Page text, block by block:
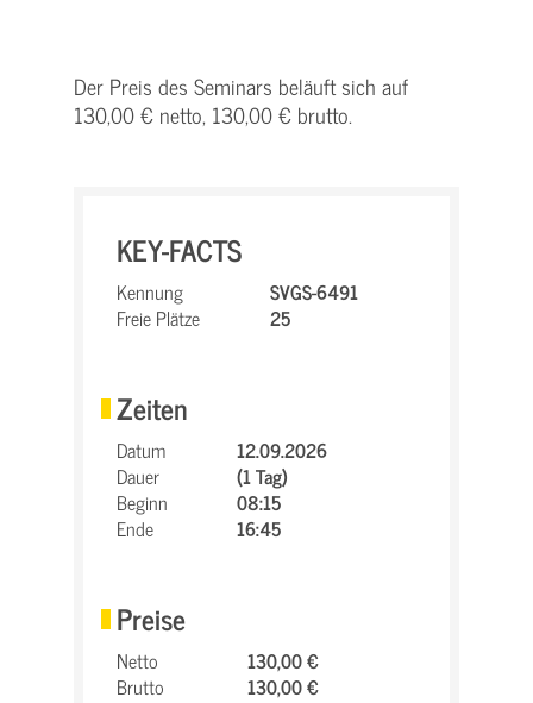
Der Preis des Seminars beläuft sich auf
130,00 € netto, 130,00 € brutto.
KEY-FACTS
Kennung
SVGS-6491
Freie Plätze
25
Zeiten
Datum
12.09.2026
Dauer
(1 Tag)
Beginn
08:15
Ende
16:45
Preise
Netto
130,00 €
Brutto
130,00 €